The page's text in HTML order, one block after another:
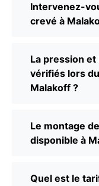
Intervenez-
crevé à
La pression
vérifiés lors
Malakoff ?
Le montage
disponible à
Quel est le